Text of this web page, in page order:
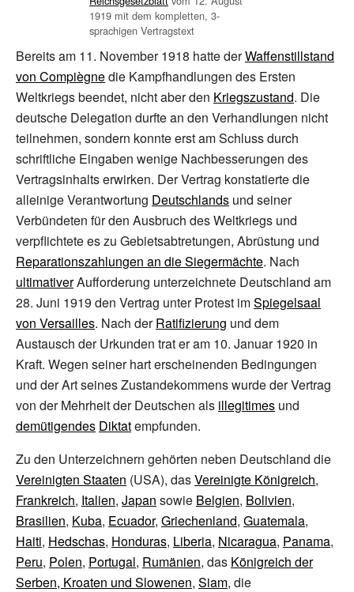
1919 mit dem kompletten, 3-
sprachigen Vertragstext
Bereits am 11. November 1918 hatte derWaffenstillstand
von Compiègnedie Kampfhandlungen des Ersten
Weltkriegs beendet, nicht aber den Kriegszustand. Die
deutsche Delegation durfte an den Verhandlungen nicht
teilnehmen, sondern konnte erst am Schluss durch
schriftliche Eingaben wenige Nachbesserungen des
Vertragsinhalts erwirken. Der Vertrag konstatierte die
alleinige Verantwortung Deutschlands und seiner
Verbündeten für den Ausbruch des Weltkriegs und
verpflichtete es zu Gebietsabtretungen, Abrüstung und
Reparationszahlungen an die Siegermächte. Nach
ultimativerAufforderung unterzeichnete Deutschland am
28. Juni 1919 den Vertrag unter Protest imSpiegelsaal
von Versailles. Nach derRatifizierung und dem
Austausch der Urkunden trat er am 10. Januar 1920 in
Kraft. Wegen seiner hart erscheinenden Bedingungen
und der Art seines Zustandekommens wurde der Vertrag
von der Mehrheit der Deutschen als illegitimes und
demütigendes Diktatempfunden.
Zu den Unterzeichnern gehörten neben Deutschland die
Vereinigten Staaten (USA), dasVereinigte Königreich,
Frankreich, Italien, Japan sowie Belgien, Bolivien,
Brasilien, Kuba, Ecuador, Griechenland, Guatemala,
Haiti, Hedschas, Honduras, Liberia, Nicaragua, Panama,
Peru, Polen, Portugal, Rumänien, das Königreich der
Serben, Kroaten und Slowenen, Siam, die